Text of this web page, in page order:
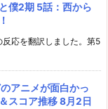
僕2期 5話：西から
応を翻訳しました。第5
アニメが面白かっ
スコア推移 8月2日